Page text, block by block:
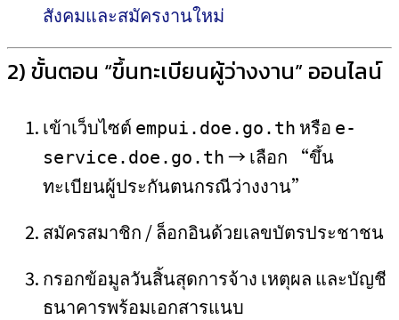
สังคมและสมัครงานใหม่
2) ขั้นตอน “ขึ้นทะเบียนผู้ว่างงาน” ออนไลน์
เข้าเว็บไซต์ empui.doe.go.th หรือ e-
service.doe.go.th → เลือก “ขึ้น
ทะเบียนผู้ประกันตนกรณีว่างงาน”
สมัครสมาชิก / ล็อกอินด้วยเลขบัตรประชาชน
กรอกข้อมูลวันสิ้นสุดการจ้าง เหตุผล และบัญชี
ธนาคารพร้อมเอกสารแนบ